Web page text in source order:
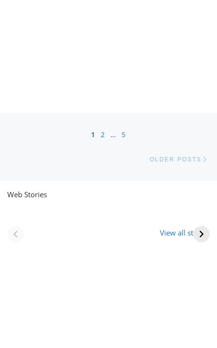
1 2 … 5
OLDER POSTS
Web Stories
View all stories
(राजस्थान) |
आभूषण (women’s